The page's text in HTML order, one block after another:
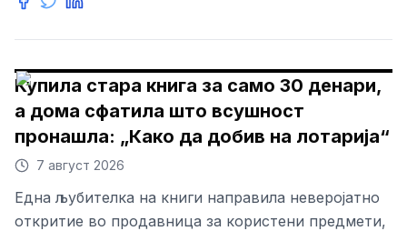
Купила стара книга за само 30 денари,
а дома сфатила што всушност
пронашла: „Како да добив на лотарија“
7 август 2026
Една љубителка на книги направила неверојатно
откритие во продавница за користени предмети,